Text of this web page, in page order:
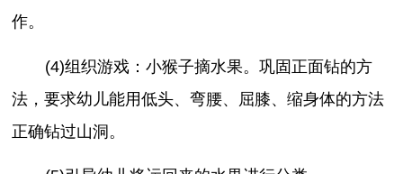
作。
(4)组织游戏：小猴子摘水果。巩固正面钻的方
法，要求幼儿能用低头、弯腰、屈膝、缩身体的方法
正确钻过山洞。